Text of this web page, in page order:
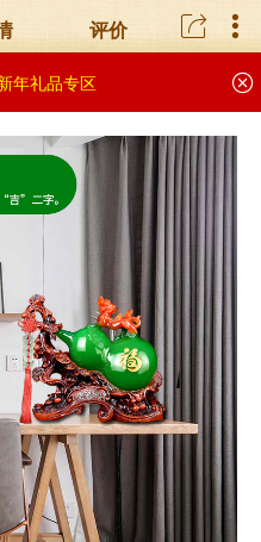
评价
年礼品专区